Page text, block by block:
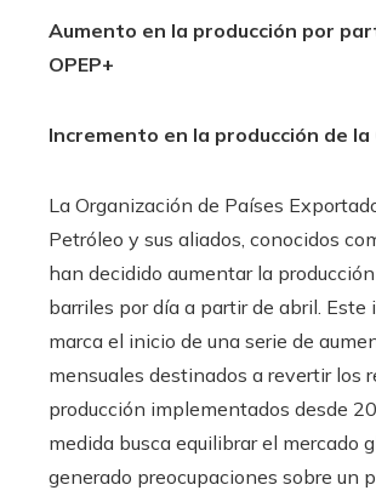
Aumento en la producción por
OPEP+
Incremento en la producción de la
La Organización de Países
Petróleo y sus aliados, conocidos
han decidido aumentar la
barriles por día a partir de abril. Este
marca el inicio de una serie de
mensuales destinados a revertir los
producción implementados desde
medida busca equilibrar el mercado
generado preocupaciones sobre un